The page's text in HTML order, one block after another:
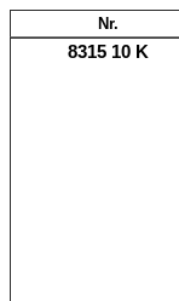
Nr.
8315 10 K